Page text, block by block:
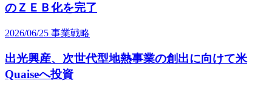
のＺＥＢ化を完了
2026/06/25 事業戦略
出光興産、次世代型地熱事業の創出に向けて米
Quaiseへ投資